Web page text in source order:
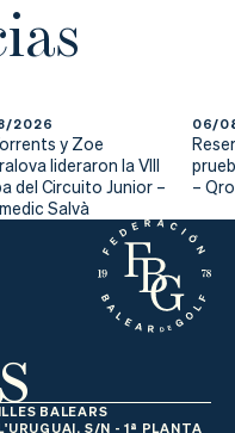
2026
y Zoe
lideraron la VIII
del Circuito Junior –
Salvà
06/
–
BALEARS
S/N - 1ª PLANTA